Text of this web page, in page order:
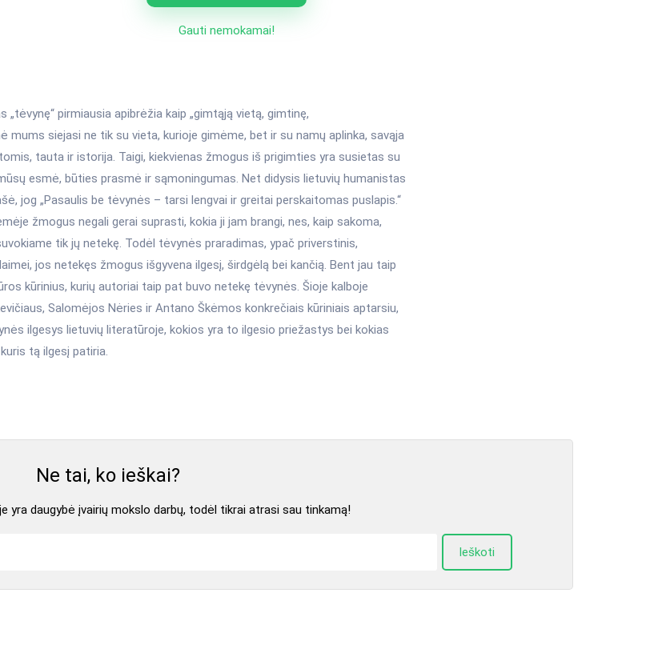
Gauti nemokamai!
„tėvynę“ pirmiausia apibrėžia kaip „gimtąją vietą, gimtinę,
mums siejasi ne tik su vieta, kurioje gimėme, bet ir su namų aplinka, savąja
tauta ir istorija. Taigi, kiekvienas žmogus iš prigimties yra susietas su
esmė, būties prasmė ir sąmoningumas. Net didysis lietuvių humanistas
jog „Pasaulis be tėvynės – tarsi lengvai ir greitai perskaitomas puslapis.“
žmogus negali gerai suprasti, kokia ji jam brangi, nes, kaip sakoma,
tik jų netekę. Todėl tėvynės praradimas, ypač priverstinis,
jos netekęs žmogus išgyvena ilgesį, širdgėlą bei kančią. Bent jau taip
kūrinius, kurių autoriai taip pat buvo netekę tėvynės. Šioje kalboje
Salomėjos Nėries ir Antano Škėmos konkrečiais kūriniais aptarsiu,
ilgesys lietuvių literatūroje, kokios yra to ilgesio priežastys bei kokias
tą ilgesį patiria.
Ne tai, ko ieškai?
yra daugybė įvairių mokslo darbų, todėl tikrai atrasi sau tinkamą!
Ieškoti